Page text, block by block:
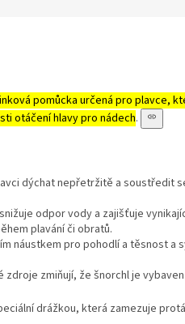
pomůcka určená pro plavce,
otáčení hlavy pro nádech.
dýchat nepřetržitě a soustředit
odpor vody a zajišťuje
plavání či obratů.
náustkem pro pohodlí a těsnost a
zdroje zmiňují, že šnorchl je
drážkou, která zamezuje